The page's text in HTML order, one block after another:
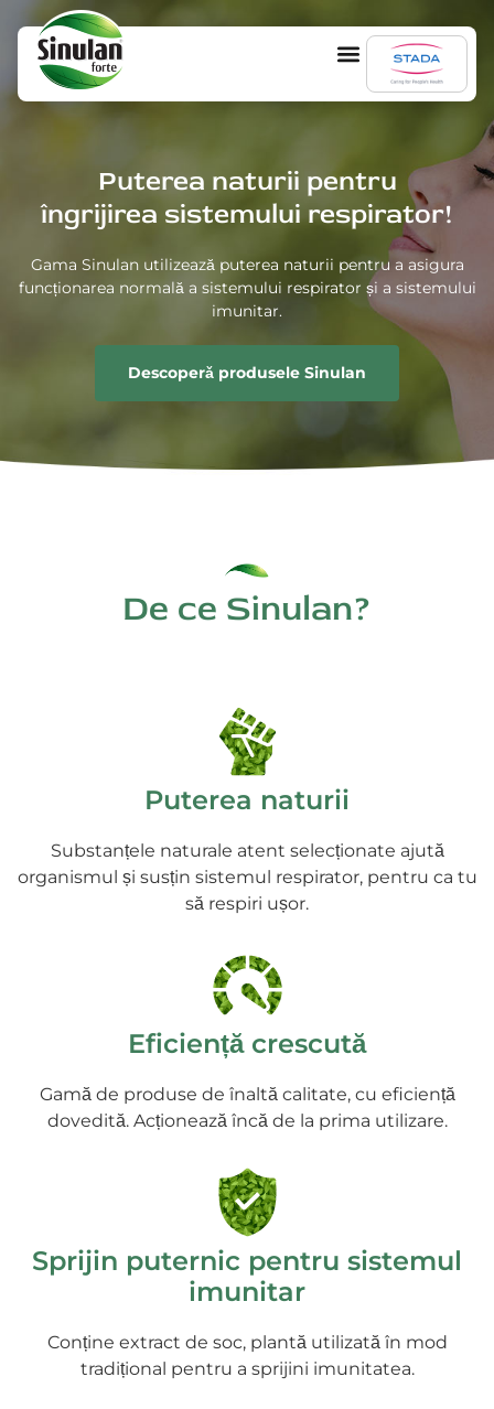
Puterea naturii pentru
îngrijirea sistemului respirator!
Gama Sinulan utilizează puterea naturii pentru a asigura
funcționarea normală a sistemului respirator și a sistemului
imunitar.
Descoperǎ produsele Sinulan
De ce Sinulan?
Puterea naturii
Substanțele naturale atent selecționate ajută
organismul și susțin sistemul respirator, pentru ca tu
să respiri ușor.
Eficiență crescută
Gamă de produse de înaltă calitate, cu eficiență
dovedită. Acționează încă de la prima utilizare.
Sprijin puternic pentru sistemul
imunitar
Conține extract de soc, plantă utilizată în mod
tradițional pentru a sprijini imunitatea.